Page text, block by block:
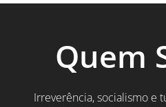
Quem
Irreverência, socialismo e